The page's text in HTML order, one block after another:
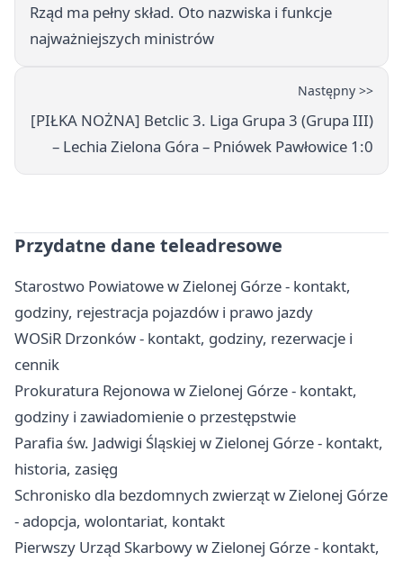
Rząd ma pełny skład. Oto nazwiska i funkcje
najważniejszych ministrów
Następny >>
[PIŁKA NOŻNA] Betclic 3. Liga Grupa 3 (Grupa III)
– Lechia Zielona Góra – Pniówek Pawłowice 1:0
Przydatne dane teleadresowe
Starostwo Powiatowe w Zielonej Górze - kontakt,
godziny, rejestracja pojazdów i prawo jazdy
WOSiR Drzonków - kontakt, godziny, rezerwacje i
cennik
Prokuratura Rejonowa w Zielonej Górze - kontakt,
godziny i zawiadomienie o przestępstwie
Parafia św. Jadwigi Śląskiej w Zielonej Górze - kontakt,
historia, zasięg
Schronisko dla bezdomnych zwierząt w Zielonej Górze
- adopcja, wolontariat, kontakt
Pierwszy Urząd Skarbowy w Zielonej Górze - kontakt,